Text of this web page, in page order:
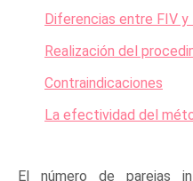
Diferencias entre FIV y
Realización del
Contraindicaciones
La efectividad del
El número de parejas